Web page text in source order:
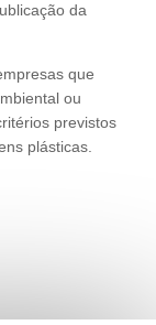
da
que
ou
previstos
plásticas.